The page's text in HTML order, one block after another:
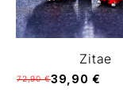
Zitae
72,90 €39,90 €